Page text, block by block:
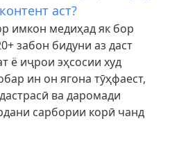
аст?
имкон медиҳад як бор
забон бидуни аз даст
ё иҷрои эҳсосии худ
ин он ягона тӯҳфаест,
ва даромади
сарбории корӣ чанд